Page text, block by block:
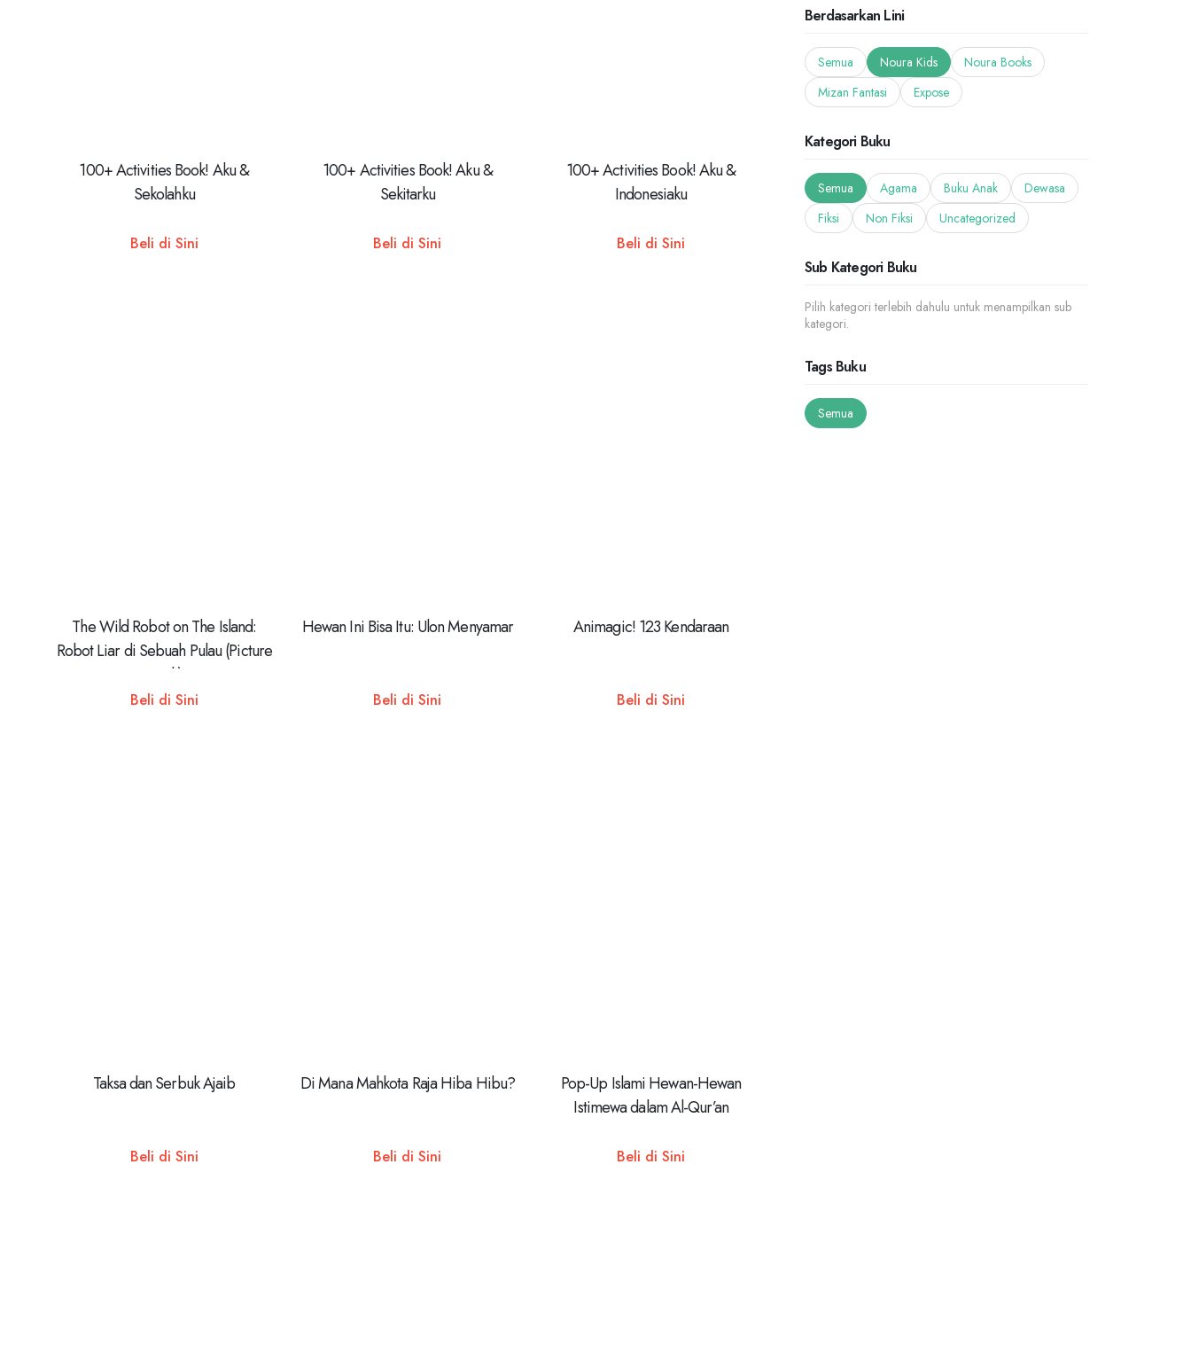
100+ Activities Book! Aku &
Sekolahku
Beli di Sini
100+ Activities Book! Aku &
Sekitarku
Beli di Sini
100+ Activities Book! Aku &
Indonesiaku
Beli di Sini
The Wild Robot on The Island:
Robot Liar di Sebuah Pulau (Picture
Book)
Beli di Sini
Hewan Ini Bisa Itu: Ulon Menyamar
Beli di Sini
Animagic! 123 Kendaraan
Beli di Sini
Taksa dan Serbuk Ajaib
Beli di Sini
Di Mana Mahkota Raja Hiba Hibu?
Beli di Sini
Pop-Up Islami Hewan-Hewan
Istimewa dalam Al-Qur’an
Beli di Sini
Berdasarkan Lini
Semua Noura Kids
Noura Books
Mizan Fantasi
Expose
Kategori Buku
Semua Agama Buku Anak
Dewasa
Fiksi
Non Fiksi Uncategorized
Sub Kategori Buku
Pilih kategori terlebih dahulu untuk menampilkan sub
kategori.
Tags Buku
Semua